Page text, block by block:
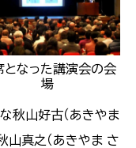
となった講演会の会
場
秋山好古（あきやま
山真之（あきやま さ